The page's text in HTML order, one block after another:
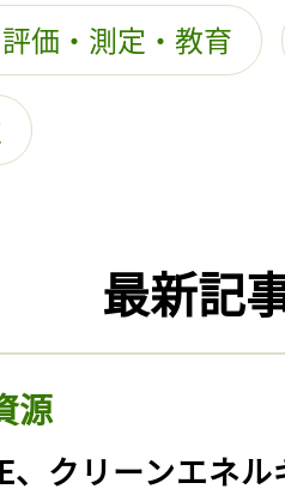
価・測定・教育
最新記
源
、クリーンエネ